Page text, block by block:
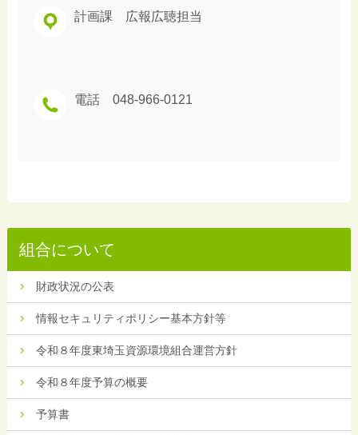
計画課 広報広聴担当
電話 048-966-0121
組合について
財政状況の公表
情報セキュリティポリシー基本方針等
令和８年度東埼玉資源環境組合運営方針
令和８年度予算の概要
予算書